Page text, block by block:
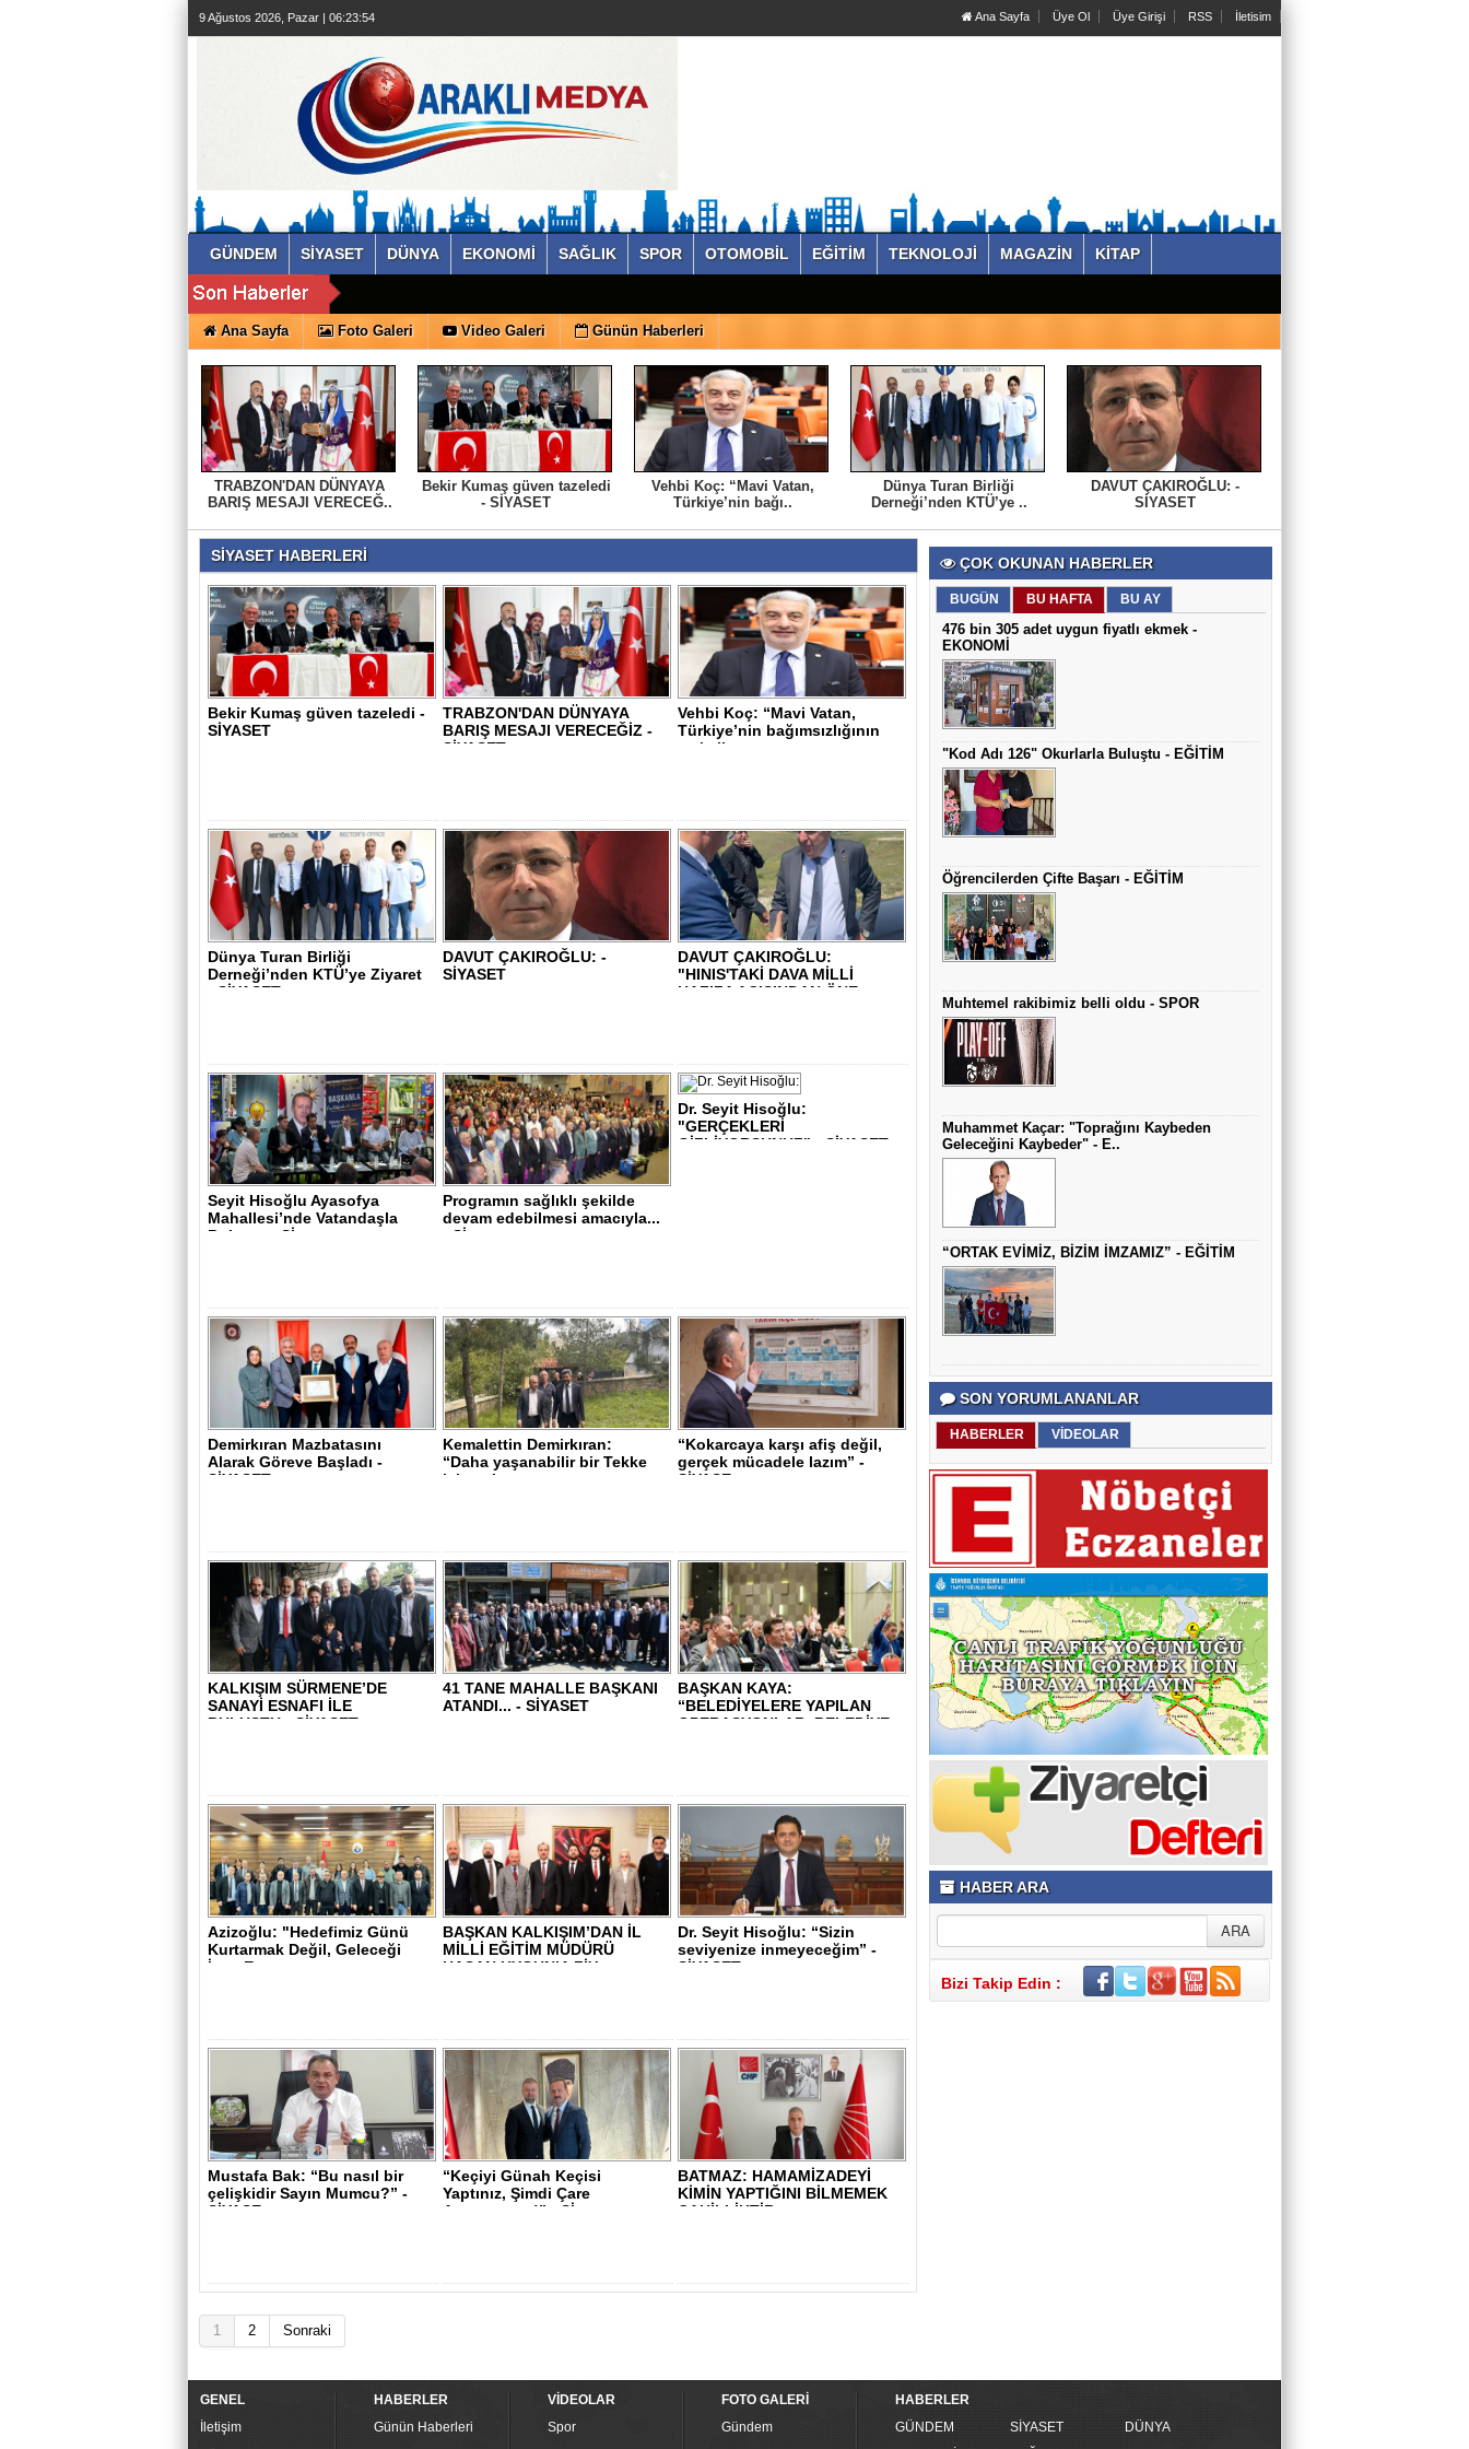
9 Ağustos 2026, Pazar | 06:23:55 Ana Sayfa Üye Ol Üye Girişi RSS İletisim
GÜNDEM SİYASET DÜNYA EKONOMİ SAĞLIK SPOR OTOMOBİL EĞİTİM TEKNOLOJİ MAGAZİN KİTAP
Ana Sayfa Foto Galeri Video Galeri Günün Haberleri
TRABZON'DAN DÜNYAYA
BARIŞ MESAJI VERECEĞ..
Bekir Kumaş güven tazeledi
- SİYASET
Vehbi Koç: “Mavi Vatan,
Türkiye’nin bağı..
Dünya Turan Birliği
Derneği’nden KTÜ’ye ..
DAVUT ÇAKIROĞLU: -
SİYASET
ÇOK OKUNAN HABERLER
BUGÜN BU HAFTA BU AY
476 bin 305 adet uygun fiyatlı ekmek -
EKONOMİ
"Kod Adı 126" Okurlarla Buluştu - EĞİTİM
Öğrencilerden Çifte Başarı - EĞİTİM
Muhtemel rakibimiz belli oldu - SPOR
Muhammet Kaçar: "Toprağını Kaybeden
Geleceğini Kaybeder" - E..
“ORTAK EVİMİZ, BİZİM İMZAMIZ” - EĞİTİM
SON YORUMLANANLAR
HABERLER VİDEOLAR
HABER ARA
Bizi Takip Edin :
SİYASET HABERLERİ
Bekir Kumaş güven tazeledi -
SİYASET
TRABZON'DAN DÜNYAYA
BARIŞ MESAJI VERECEĞİZ -
SİYASET
Vehbi Koç: “Mavi Vatan,
Türkiye’nin bağımsızlığının
ve kalkı..
Dünya Turan Birliği
Derneği’nden KTÜ’ye Ziyaret
- SİYASET..
DAVUT ÇAKIROĞLU: -
SİYASET
DAVUT ÇAKIROĞLU:
"HINIS'TAKİ DAVA MİLLİ
HAFIZA AÇISINDAN ÖNE..
Seyit Hisoğlu Ayasofya
Mahallesi’nde Vatandaşla
Buluştu - Sİ..
Programın sağlıklı şekilde
devam edebilmesi amacıyla...
- Sİ..
Dr. Seyit Hisoğlu:
"GERÇEKLERİ
GİZLİYORSUNUZ" - SİYASET..
Demirkıran Mazbatasını
Alarak Göreve Başladı -
SİYASET..
Kemalettin Demirkıran:
“Daha yaşanabilir bir Tekke
için çalı..
“Kokarcaya karşı afiş değil,
gerçek mücadele lazım” -
SİYASE..
KALKIŞIM SÜRMENE’DE
SANAYİ ESNAFI İLE
BULUŞTU - SİYASET..
41 TANE MAHALLE BAŞKANI
ATANDI... - SİYASET
BAŞKAN KAYA:
“BELEDİYELERE YAPILAN
OPERASYONLAR, BELEDİYE
Azizoğlu: "Hedefimiz Günü
Kurtarmak Değil, Geleceği
İnşa Etm..
BAŞKAN KALKIŞIM’DAN İL
MİLLİ EĞİTİM MÜDÜRÜ
HASAN UYGUN’A ZİY..
Dr. Seyit Hisoğlu: “Sizin
seviyenize inmeyeceğim” -
SİYASET..
Mustafa Bak: “Bu nasıl bir
çelişkidir Sayın Mumcu?” -
SİYASE..
“Keçiyi Günah Keçisi
Yaptınız, Şimdi Çare
Arıyorsunuz!” - Sİ..
BATMAZ: HAMAMİZADEYİ
KİMİN YAPTIĞINI BİLMEMEK
CAHİLLİKTİR - ..
1 2 Sonraki
GENEL
İletişim
HABERLER
Günün Haberleri
VİDEOLAR
Spor
FOTO GALERİ
Gündem
HABERLER
GÜNDEM
SİYASET
DÜNYA